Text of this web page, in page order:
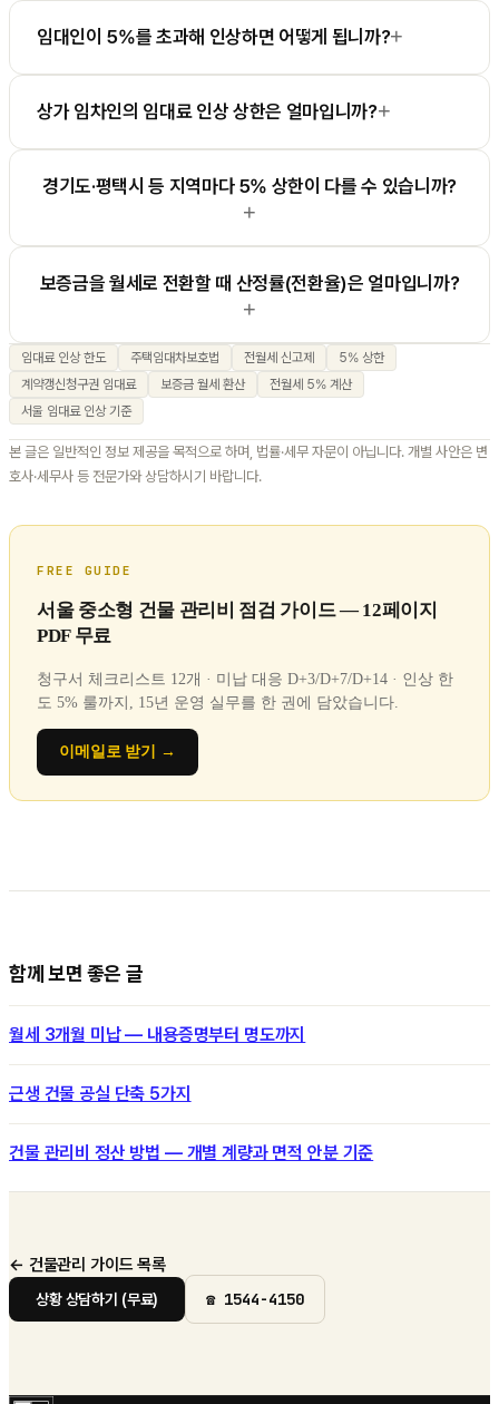
임대인이 5%를 초과해 인상하면 어떻게 됩니까?+
상가 임차인의 임대료 인상 상한은 얼마입니까?+
경기도·평택시 등 지역마다 5% 상한이 다를 수 있습니까?
+
보증금을 월세로 전환할 때 산정률(전환율)은 얼마입니까?
+
임대료 인상 한도 주택임대차보호법 전월세 신고제
5% 상한
계약갱신청구권 임대료
보증금 월세 환산
전월세 5% 계산
서울 임대료 인상 기준
본 글은 일반적인 정보 제공을 목적으로 하며, 법률·세무 자문이 아닙니다. 개별 사안은 변
호사·세무사 등 전문가와 상담하시기 바랍니다.
FREE GUIDE
서울 중소형 건물 관리비 점검 가이드 — 12페이지
PDF 무료
청구서 체크리스트 12개 · 미납 대응 D+3/D+7/D+14 · 인상 한
도 5% 룰까지, 15년 운영 실무를 한 권에 담았습니다.
이메일로 받기 →
함께 보면 좋은 글
월세 3개월 미납 — 내용증명부터 명도까지
근생 건물 공실 단축 5가지
건물 관리비 정산 방법 — 개별 계량과 면적 안분 기준
← 건물관리 가이드 목록
상황 상담하기 (무료) ☎ 1544-4150